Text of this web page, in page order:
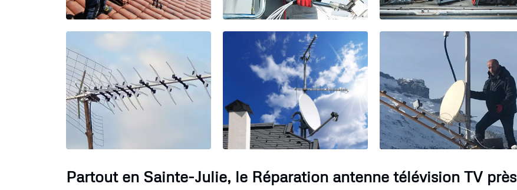
Partout en Sainte-Julie, le Réparation antenne télévision TV près